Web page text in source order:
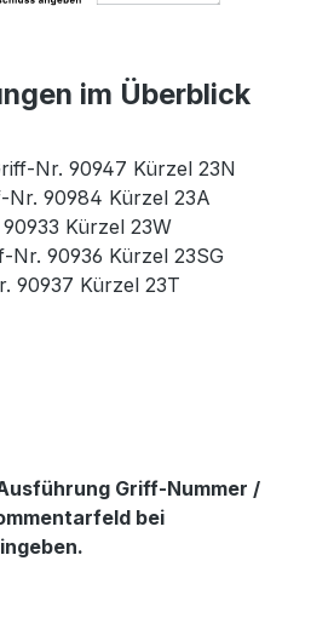
im Überblick
Nr. 90947 Kürzel 23N
90984 Kürzel 23A
Kürzel 23W
Nr. 90936 Kürzel 23SG
90937 Kürzel 23T
Griff-Nummer /
bei